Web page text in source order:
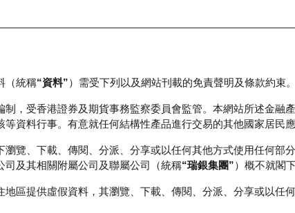
市場統計 正股資料及市場統計 瑞銀輪證教室
（統稱“資料”）需受下列以及網站刊載的免責聲明及條款約束。
，受香港證券及期貨事務監察委員會監管。本網站所述金融
資料行事。有意就任何結構性產品進行交易的其他國家居民
覽、下載、傳閱、分派、分享或以任何其他方式使用任何部
司及其相關附屬公司及聯屬公司（統稱“瑞銀集團”）概不就閣
地區提供虛假資料，其瀏覽、下載、傳閱、分派、分享或以任